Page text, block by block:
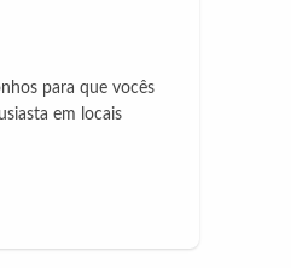
para que vocês
em locais